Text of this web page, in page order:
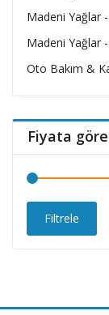
Madeni Yağlar
Madeni Yağlar
Oto Bakım &
Fiyata
Filtrele